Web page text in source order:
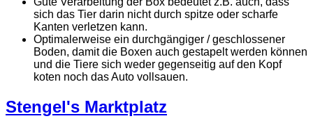
sich das Tier darin nicht durch spitze oder scharfe
Kanten verletzen kann.
Optimalerweise ein durchgängiger / geschlossener
Boden, damit die Boxen auch gestapelt werden können
und die Tiere sich weder gegenseitig auf den Kopf
koten noch das Auto vollsauen.
Stengel's Marktplatz